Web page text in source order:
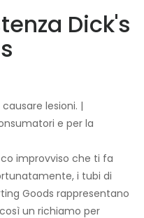
Dick's
lesioni. |
e per la
improvviso che ti fa
i tubi di
Goods rappresentano
un richiamo per